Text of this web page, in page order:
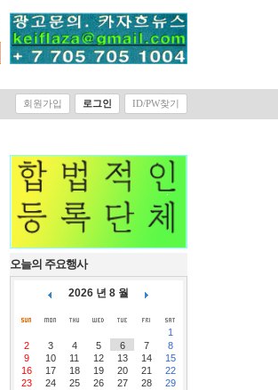
회원가입 로그인 ID/PW찾기
오늘의 주요행사
2026 년 8 월
1
2
3 4 5 6 7
8
9
10 11 12 13 14
15
16
17 18 19 20 21
22
23
24 25 26 27 28
29